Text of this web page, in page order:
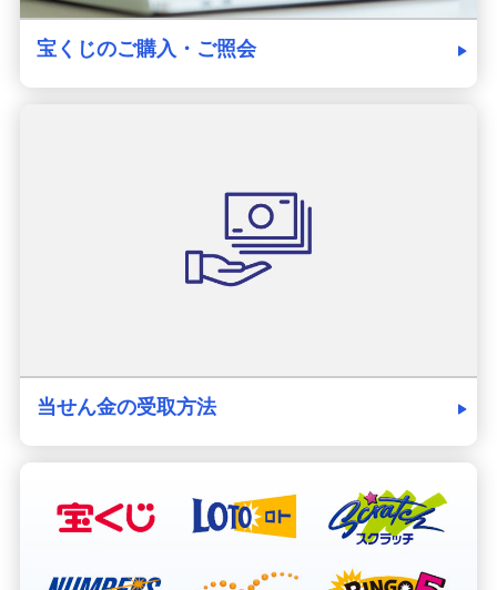
宝くじのご購入・ご照会
当せん金の受取方法